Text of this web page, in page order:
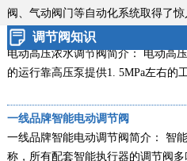
阀、 气动阀门等自动化系统取得了
调节阀知识
电动高压浓水调节阀技术说明
电动高压浓水调节阀简介： 电动高
的运行靠高压泵提供1. 5MPa左右的
一线品牌智能电动调节阀
一线品牌智能电动调节阀简介： 智
称，所有配套智能执行器的调节阀